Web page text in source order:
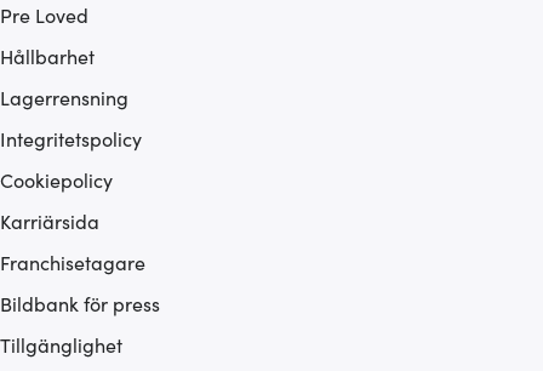
Pre Loved
Hållbarhet
Lagerrensning
Integritetspolicy
Cookiepolicy
Karriärsida
Franchisetagare
Bildbank för press
Tillgänglighet